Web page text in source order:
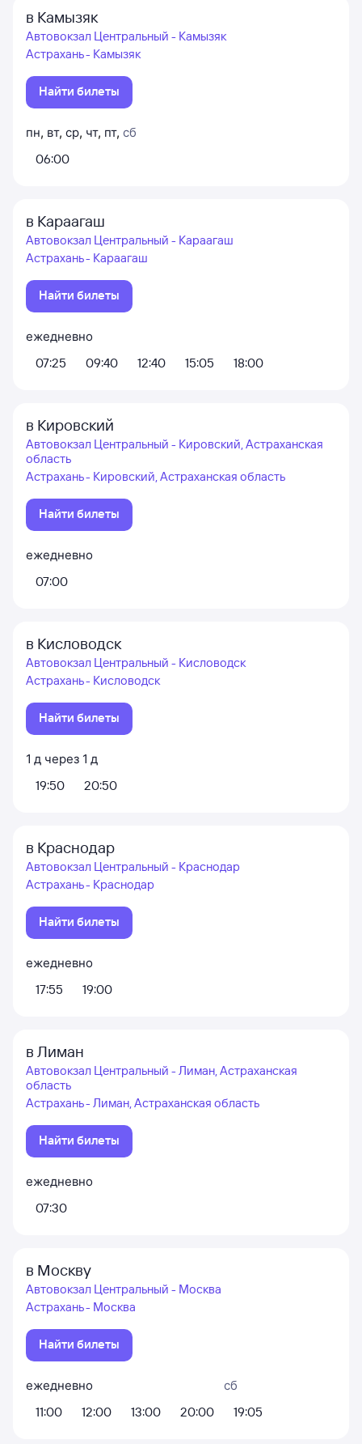
в Камызяк
Автовокзал Центральный - Камызяк
Астрахань - Камызяк
Найти билеты
пн, вт, ср, чт, пт, сб
06:00
в Караагаш
Автовокзал Центральный - Караагаш
Астрахань - Караагаш
Найти билеты
ежедневно
07:25
09:40 12:40 15:05 18:00
в Кировский
Автовокзал Центральный - Кировский, Астраханская
область
Астрахань - Кировский, Астраханская область
Найти билеты
ежедневно
07:00
в Кисловодск
Автовокзал Центральный - Кисловодск
Астрахань - Кисловодск
Найти билеты
1 д через 1 д
19:50
20:50
в Краснодар
Автовокзал Центральный - Краснодар
Астрахань - Краснодар
Найти билеты
ежедневно
17:55
19:00
в Лиман
Автовокзал Центральный - Лиман, Астраханская
область
Астрахань - Лиман, Астраханская область
Найти билеты
ежедневно
07:30
в Москву
Автовокзал Центральный - Москва
Астрахань - Москва
Найти билеты
ежедневно
11:00
12:00 13:00 20:00
сб
19:05